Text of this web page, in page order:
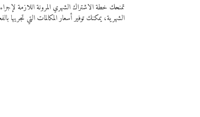
تمنحك خطة الاشتراك الشهري المرونة اللازمة
الشهرية، يمكنك توفير أسعار المكالمات التي تجريها